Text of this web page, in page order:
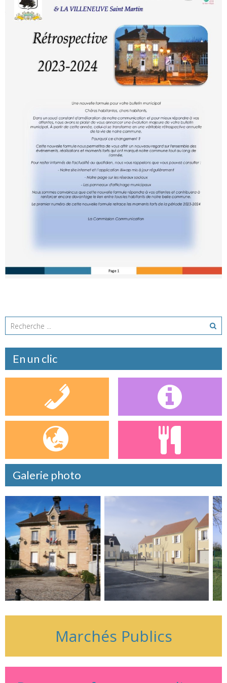
n’aimez pas le vin ? on vous propose un jus de raisin ! [...]
En un clic
Galerie photo
Marchés Publics